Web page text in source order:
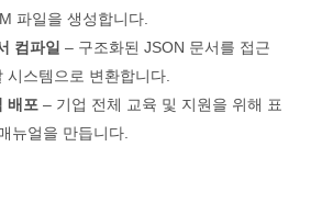
파일을 생성합니다.
컴파일 – 구조화된 JSON 문서를 접근
시스템으로 변환합니다.
배포 – 기업 전체 교육 및 지원을 위해 표
뉴얼을 만듭니다.